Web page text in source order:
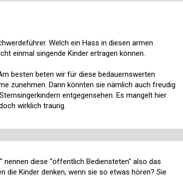
Welch ein Hass in diesen armen
einmal singende Kinder ertragen können.
besten beten wir für diese bedauernswerten
zunehmen. Dann könnten sie nämlich auch freudig
entgegensehen. Es mangelt hier
wirklich traurig.
nennen diese "öffentlich Bediensteten" also das
die Kinder denken, wenn sie so etwas hören? Sie